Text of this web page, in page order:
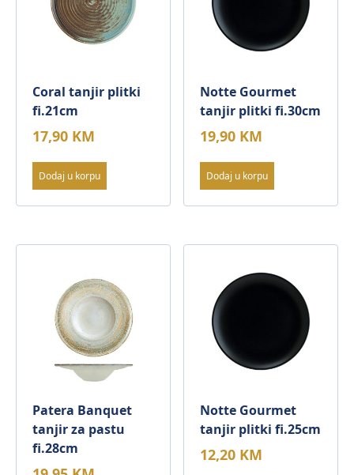
Coral tanjir plitki
fi.21cm
17,90 KM
Dodaj u korpu
Notte Gourmet
tanjir plitki fi.30cm
19,90 KM
Dodaj u korpu
Patera Banquet
tanjir za pastu
fi.28cm
Notte Gourmet
tanjir plitki fi.25cm
12,20 KM